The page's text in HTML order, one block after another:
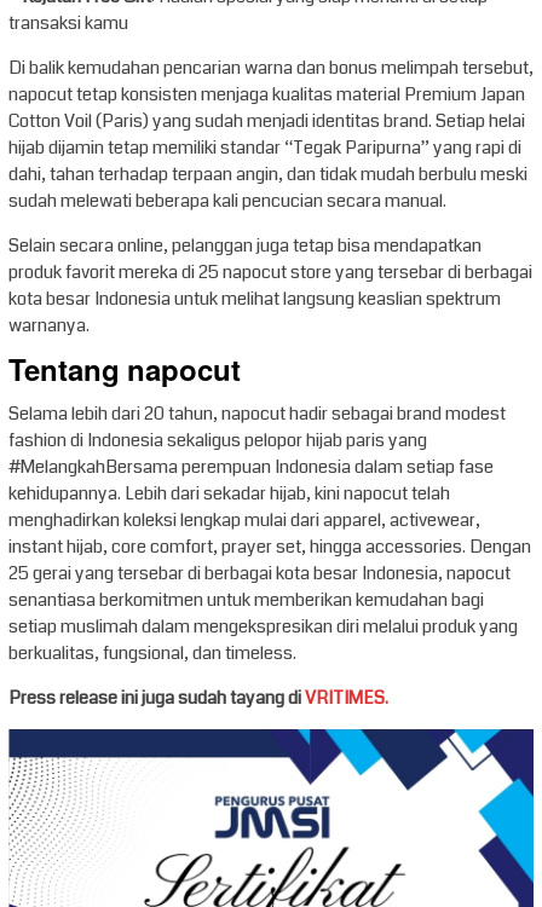
transaksi kamu
Di balik kemudahan pencarian warna dan bonus melimpah tersebut,
napocut tetap konsisten menjaga kualitas material Premium Japan
Cotton Voil (Paris) yang sudah menjadi identitas brand. Setiap helai
hijab dijamin tetap memiliki standar “Tegak Paripurna” yang rapi di
dahi, tahan terhadap terpaan angin, dan tidak mudah berbulu meski
sudah melewati beberapa kali pencucian secara manual.
Selain secara online, pelanggan juga tetap bisa mendapatkan
produk favorit mereka di 25 napocut store yang tersebar di berbagai
kota besar Indonesia untuk melihat langsung keaslian spektrum
warnanya.
Tentang napocut
Selama lebih dari 20 tahun, napocut hadir sebagai brand modest
fashion di Indonesia sekaligus pelopor hijab paris yang
#MelangkahBersama perempuan Indonesia dalam setiap fase
kehidupannya. Lebih dari sekadar hijab, kini napocut telah
menghadirkan koleksi lengkap mulai dari apparel, activewear,
instant hijab, core comfort, prayer set, hingga accessories. Dengan
25 gerai yang tersebar di berbagai kota besar Indonesia, napocut
senantiasa berkomitmen untuk memberikan kemudahan bagi
setiap muslimah dalam mengekspresikan diri melalui produk yang
berkualitas, fungsional, dan timeless.
Press release ini juga sudah tayang diVRITIMES.